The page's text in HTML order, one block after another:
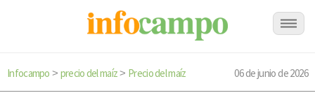
Infocampo > precio del maíz> Precio del maíz 06 de junio de 2026